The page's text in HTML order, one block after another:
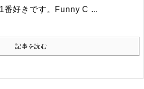
好きです。 Funny C ...
記事を読む